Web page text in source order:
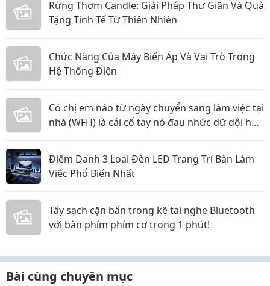
Rừng Thơm Candle: Giải Pháp Thư Giãn Và Quà
Tặng Tinh Tế Từ Thiên Nhiên
Chức Năng Của Máy Biến Áp Và Vai Trò Trong
Hệ Thống Điện
Có chị em nào từ ngày chuyển sang làm việc tại
nhà (WFH) là cái cổ tay nó đau nhức dữ dội hơn
Điểm Danh 3 Loại Đèn LED Trang Trí Bàn Làm
Việc Phổ Biến Nhất
Tẩy sạch cặn bẩn trong kẽ tai nghe Bluetooth
với bàn phím phím cơ trong 1 phút!
Bài cùng chuyên mục